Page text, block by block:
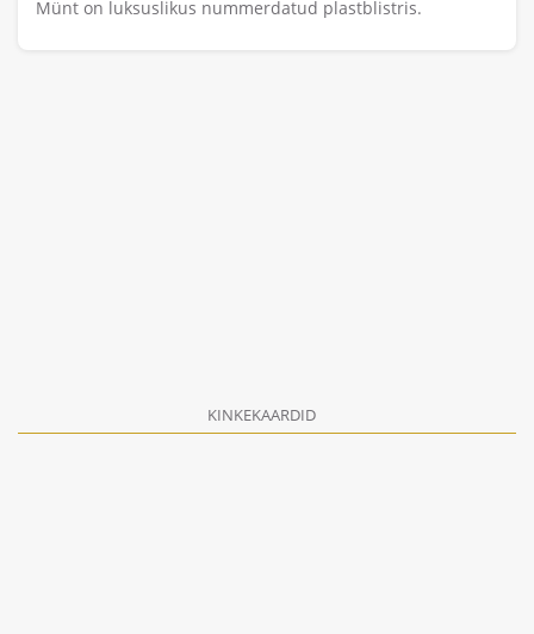
Münt on luksuslikus nummerdatud plastblistris.
KINKEKAARDID